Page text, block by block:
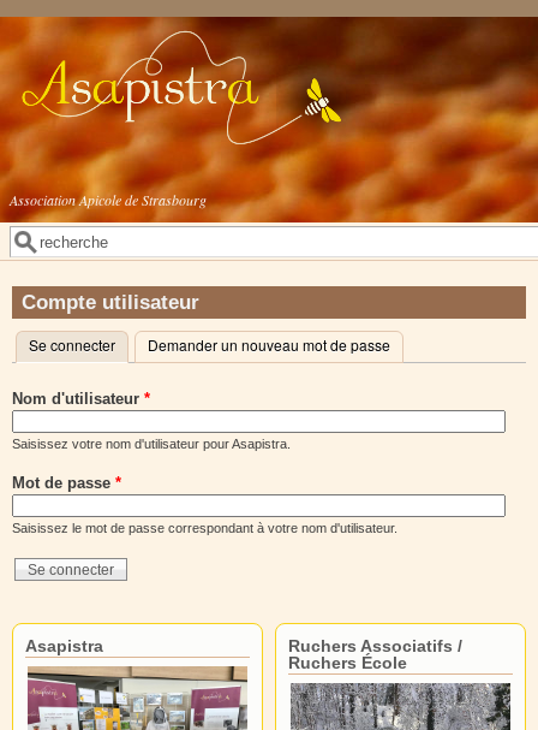
Aller au contenu principal
Association Apicole de Strasbourg
Formulaire de recherche
Rechercher
Compte utilisateur
Onglets principaux
Se connecter (onglet actif)
Demander un nouveau mot de passe
Nom d'utilisateur *
Saisissez votre nom d'utilisateur pour Asapistra.
Mot de passe *
Saisissez le mot de passe correspondant à votre nom d'utilisateur.
Asapistra
Ruchers Associatifs /
Ruchers École